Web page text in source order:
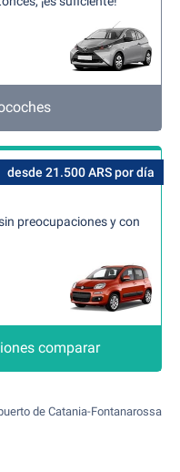
desde 21.500 ARS por día
preocupaciones y con
comparar
de Catania-Fontanarossa